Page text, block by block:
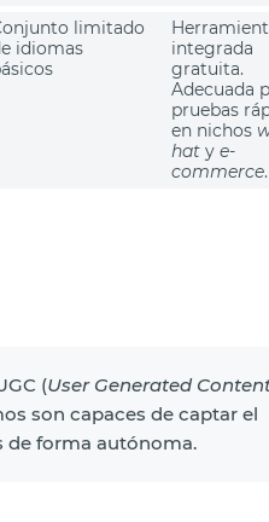
limitado
idiomas
integrada
gratuita.
Adecuada
pruebas
en nichos
hat y e-
commerce.
(User Generated
son capaces de captar el
de forma autónoma.